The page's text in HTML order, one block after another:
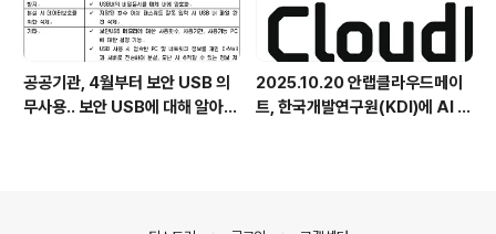
공공기관, 4월부터 보안 USB 의
무사용.. 보안 USB에 대해 알아봅
2025.10.20 안랩클라우드메이
트, 한국개발연구원(KDI)에 AI 어